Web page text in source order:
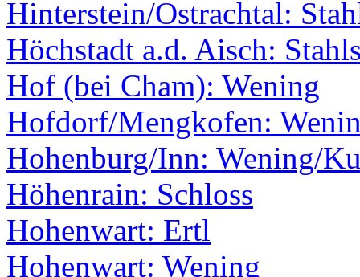
Hinterstein/Ostrachtal:
Höchstadt a.d. Aisch:
Hof (bei Cham): Wening
Hofdorf/Mengkofen:
Hohenburg/Inn: Wening/
Höhenrain: Schloss
Hohenwart: Ertl
Hohenwart: Wening